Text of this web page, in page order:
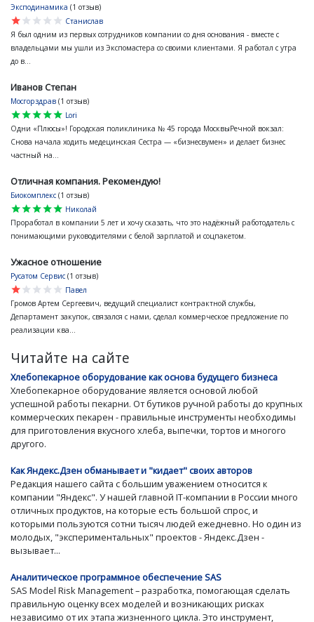
Эксподинамика (1 отзыв)
star
star
star
star
star
Станислав
Я был одним из первых сотрудников компании со дня основания - вместе с
владельцами мы ушли из Экспомастера со своими клиентами. Я работал с утра
до в...
Иванов Степан
Мосгорздрав (1 отзыв)
star
star
star
star
star
Lori
Одни «Плюсы»! Городская поликлиника № 45 города МосквыРечной вокзал:
Снова начала ходить медецинская Сестра — «бизнесвумен» и делает бизнес
частный на...
Отличная компания. Рекомендую!
Биокомплекс (1 отзыв)
star
star
star
star
star
Николай
Проработал в компании 5 лет и хочу сказать, что это надёжный работодатель с
понимающими руководителями с белой зарплатой и соцпакетом.
Ужасное отношение
Русатом Сервис (1 отзыв)
star
star
star
star
star
Павел
Громов Артем Сергеевич, ведущий специалист контрактной службы,
Департамент закупок, связался с нами, сделал коммерческое предложение по
реализации ква...
Читайте на сайте
Хлебопекарное оборудование как основа будущего бизнеса
Хлебопекарное оборудование является основой любой
успешной работы пекарни. От бутиков ручной работы до крупных
коммерческих пекарен - правильные инструменты необходимы
для приготовления вкусного хлеба, выпечки, тортов и многого
другого.
Как Яндекс.Дзен обманывает и "кидает" своих авторов
Редакция нашего сайта с большим уважением относится к
компании "Яндекс". У нашей главной IT-компании в России много
отличных продуктов, на которые есть большой спрос, и
которыми пользуются сотни тысяч людей ежедневно. Но один из
молодых, "экспериментальных" проектов - Яндекс.Дзен -
вызывает...
Аналитическое программное обеспечение SAS
SAS Model Risk Management – разработка, помогающая сделать
правильную оценку всех моделей и возникающих рисках
независимо от их этапа жизненного цикла. Это инструмент,